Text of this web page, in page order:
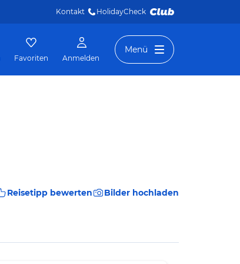
Kontakt HolidayCheck
Favoriten Anmelden
Menü
Reisetipp bewerten Bilder hochladen